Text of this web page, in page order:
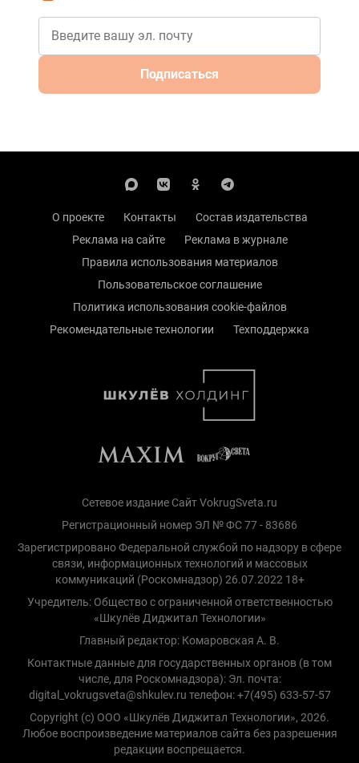
Подписаться
О проекте Контакты
Состав издательства
Реклама на сайте
Реклама в журнале
Правила использования материалов
Пользовательское соглашение
Политика использования cookie-файлов
Рекомендательные технологии
Техподдержка
Сетевое издание Сайт VokrugSveta.ru
Регистрационный номер ЭЛ № ФС 77 - 83686
Зарегистрировано Федеральной службой по надзору в сфере
связи, информационных технологий и массовых
коммуникаций (Роскомнадзор) 26.07.2022 18+
Учредитель: Общество с ограниченной ответственностью
«Шкулёв Диджитал Технологии»
Главный редактор: Комаровская А. В.
Контактные данные для государственных органов (в том
числе, для Роскомнадзора): Эл. почта:
digital_vokrugsveta@shkulev.ru телефон: +7(495) 633-57-57
Copyright (с) ООО «Шкулёв Диджитал Технологии», 2026.
Любое воспроизведение материалов сайта без разрешения
редакции воспрещается.